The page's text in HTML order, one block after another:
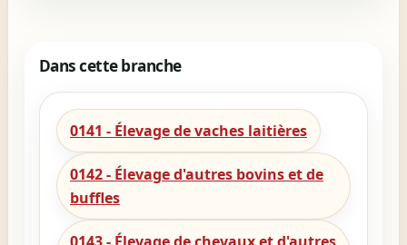
Dans cette branche
0141 - Élevage de vaches laitières
0142 - Élevage d'autres bovins et de
buffles